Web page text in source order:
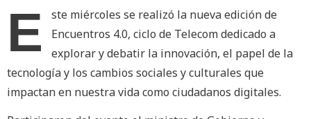
E
ste miércoles se realizó la nueva edición de
Encuentros 4.0, ciclo de Telecom dedicado a
explorar y debatir la innovación, el papel de la
tecnología y los cambios sociales y culturales que
impactan en nuestra vida como ciudadanos digitales.